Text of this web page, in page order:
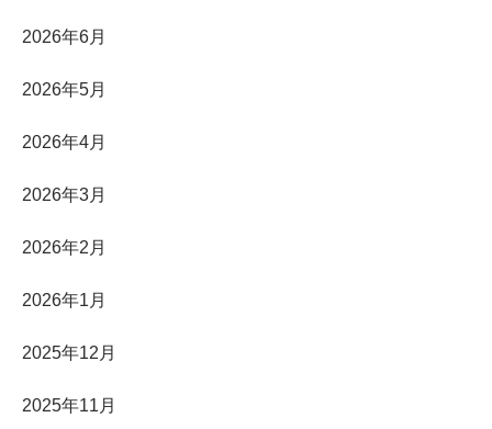
2026年6月
2026年5月
2026年4月
2026年3月
2026年2月
2026年1月
2025年12月
2025年11月